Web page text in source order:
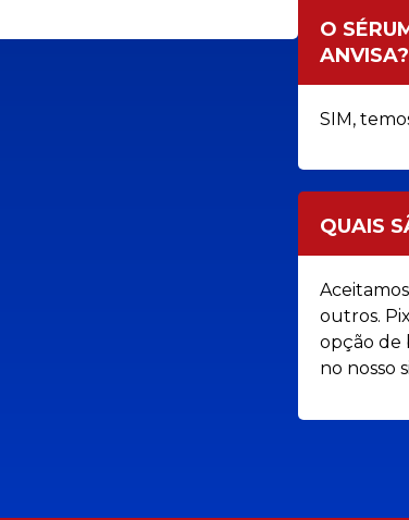
O
ANVISA?
SIM,
QUAIS
outros.
opção de
no nosso